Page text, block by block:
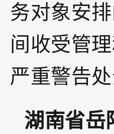
务对象安
间收受管
严重警告
湖南省岳